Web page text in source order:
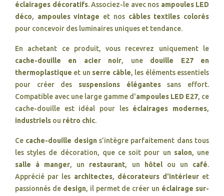
éclairages décoratifs. Associez-le avec nos ampoules LED
déco, ampoules vintage et nos câbles textiles colorés
pour concevoir des luminaires uniques et tendance.
En achetant ce produit, vous recevrez uniquement le
cache-douille en acier noir, une douille E27 en
thermoplastique et un serre câble, les éléments essentiels
pour créer des suspensions élégantessans effort.
Compatible avec une large gamme d'ampoules LED E27, ce
cache-douille est idéal pour les éclairages modernes,
industriels ou rétro chic.
Ce cache-douille designs’intègre parfaitement dans tous
les styles de décoration, que ce soit pour un salon, une
salle à manger, un restaurant, un hôtelou un café.
Apprécié par les architectes, décorateurs d'intérieuret
passionnés de design, il permet de créer un éclairage sur-